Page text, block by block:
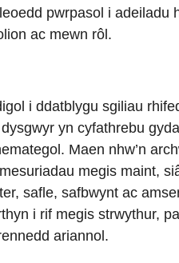
pwrpasol i adeiladu
ac mewn rôl.
i ddatblygu sgiliau
yn cyfathrebu gyda
Maen nhw’n
megis maint,
safle, safbwynt ac
i rif megis strwythur,
ariannol.